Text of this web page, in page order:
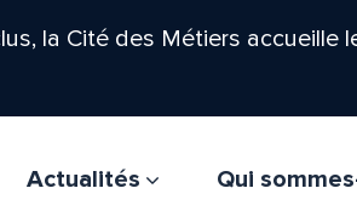
la Cité des Métiers accueille
Actualités
Qui